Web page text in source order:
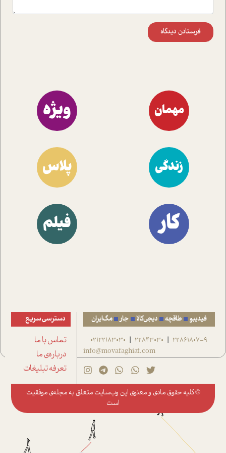
فرستادن دیدگاه
مهمان ویژه
زندگی پلاس
کار فیلم
فیدیبو طاقچه دیجی‌کالا جار مگ‌ایران
22861807-9
|
22843030
|
02122183030
info@movafaghiat.com
دسترسی سریع
تماس با ما
درباره‌ی ما
تعرفه تبلیغات
© کلیه حقوق مادی و معنوی این وب‌سایت متعلق به مجله‌ی موفقیت
است